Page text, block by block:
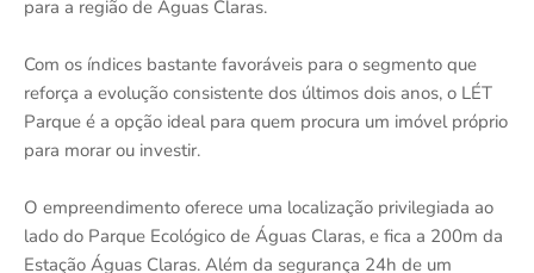
para a região de Águas Claras.
Com os índices bastante favoráveis para o segmento que
reforça a evolução consistente dos últimos dois anos, o LÉT
Parque é a opção ideal para quem procura um imóvel próprio
para morar ou investir.
O empreendimento oferece uma localização privilegiada ao
lado do Parque Ecológico de Águas Claras, e fica a 200m da
Estação Águas Claras. Além da segurança 24h de um